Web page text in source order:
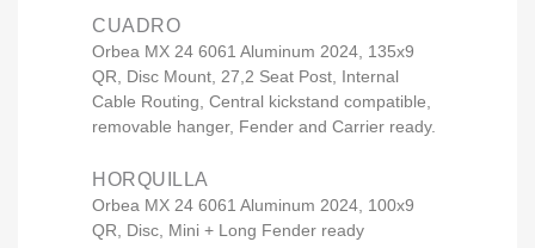
CUADRO
Orbea MX 24 6061 Aluminum 2024, 135x9
QR, Disc Mount, 27,2 Seat Post, Internal
Cable Routing, Central kickstand compatible,
removable hanger, Fender and Carrier ready.
HORQUILLA
Orbea MX 24 6061 Aluminum 2024, 100x9
QR, Disc, Mini + Long Fender ready